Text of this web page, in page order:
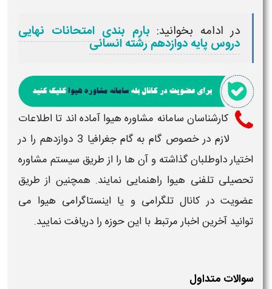
در ادامه بخوانید: بارم بندی امتحانات نهایی
دروس پایه دوازدهم رشته انسانی
کارشناسان سامانه مشاوره هیوا آماده اند تا اطلاعات
لازم در خصوص گام به گام جغرافیا 3 دوازدهم
را در
اختیار داوطلبان گذاشته و آن ها را از طریق سیستم مشاوره
تحصیلی تلفنی هیوا راهنمایی نمایند. همچنین از طریق
عضویت در کانال تلگرامی و یا اینستاگرامی هیوا می
توانید آخرین اخبار مرتبط با این حوزه را دریافت نمایید.
سوالات متداول